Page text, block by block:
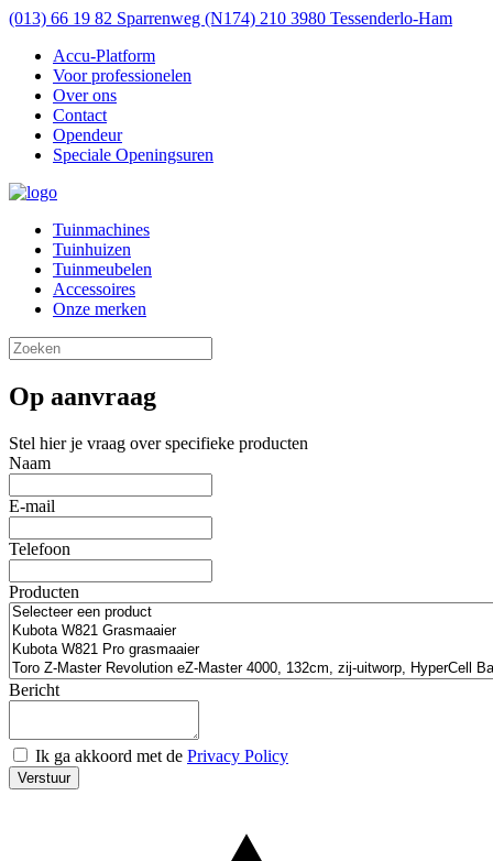
(013) 66 19 82 Sparrenweg (N174) 210 3980 Tessenderlo-Ham
Accu-Platform
Voor professionelen
Over ons
Contact
Opendeur
Speciale Openingsuren
Tuinmachines
Tuinhuizen
Tuinmeubelen
Accessoires
Onze merken
Op aanvraag
Stel hier je vraag over specifieke producten
Naam
E-mail
Telefoon
Producten
Bericht
Ik ga akkoord met de Privacy Policy